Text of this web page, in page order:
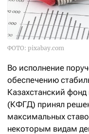
ФОТО: pixabay.com
Во исполнение
обеспечению
Казахстанский
(КФГД) принял
максимальных
некоторым видам